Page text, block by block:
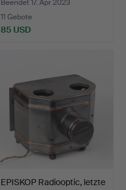
Beendet 17. Apr 2023
11 Gebote
85 USD
EPISKOP Radiooptic, letzte